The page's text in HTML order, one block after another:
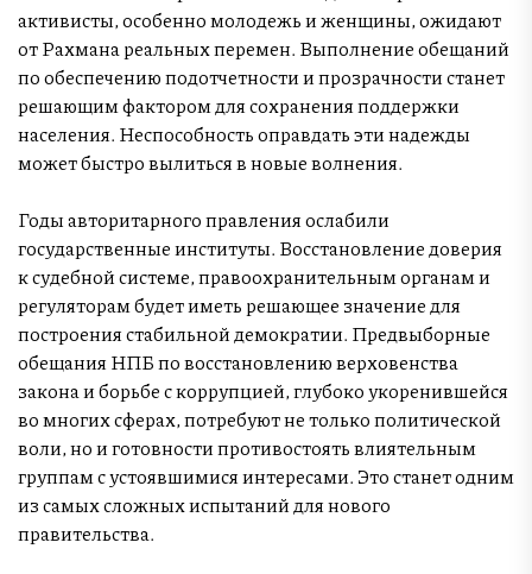
активисты, особенно молодежь и женщины, ожидают
от Рахмана реальных перемен. Выполнение обещаний
по обеспечению подотчетности и прозрачности станет
решающим фактором для сохранения поддержки
населения. Неспособность оправдать эти надежды
может быстро вылиться в новые волнения.
Годы авторитарного правления ослабили
государственные институты. Восстановление доверия
к судебной системе, правоохранительным органам и
регуляторам будет иметь решающее значение для
построения стабильной демократии. Предвыборные
обещания НПБ по восстановлению верховенства
закона и борьбе с коррупцией, глубоко укоренившейся
во многих сферах, потребуют не только политической
воли, но и готовности противостоять влиятельным
группам с устоявшимися интересами. Это станет одним
из самых сложных испытаний для нового
правительства.